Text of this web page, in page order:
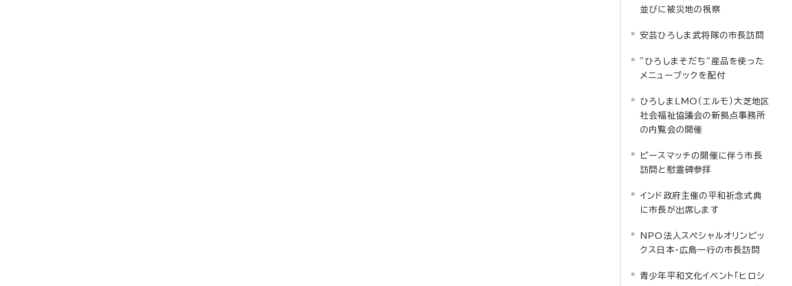
並びに被災地の視察
安芸ひろしま武将隊の市長訪問
”ひろしまそだち”産品を使った
メニューブックを配付
ひろしまLMO（エルモ）大芝地区
社会福祉協議会の新拠点事務所
の内覧会の開催
ピースマッチの開催に伴う市長
訪問と慰霊碑参拝
インド政府主催の平和祈念式典
に市長が出席します
NPO法人スペシャルオリンピッ
クス日本・広島一行の市長訪問
青少年平和文化イベント「ヒロシ